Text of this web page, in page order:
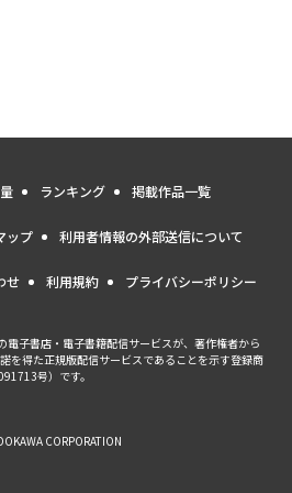
ランキング 掲載作品一覧
ップ 利用者情報の外部送信について
せ 利用規約 プライバシーポリシー
電子書店・電子書籍配信サービスが、著作権者から
を得た正規版配信サービスであることを示す登録商
号）です。
CORPORATION